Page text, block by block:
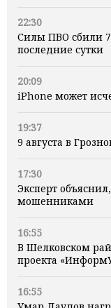
22:30
Силы ПВО сбили
последние сутки
20:09
iPhone может
19:37
9 августа в
17:30
Эксперт
мошенниками
16:55
В Шелковском
проекта
16:55